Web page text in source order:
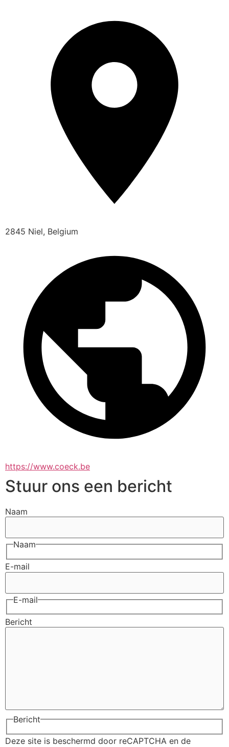
2845 Niel, Belgium
https://www.coeck.be
Stuur ons een bericht
Naam
Naam
E-mail
E-mail
Bericht
Bericht
Deze site is beschermd door reCAPTCHA en de